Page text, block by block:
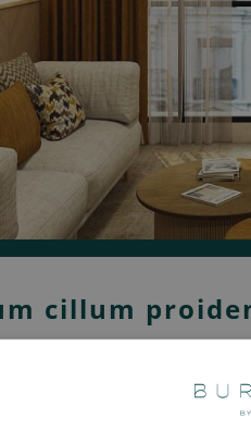
cillum
in est nostrud et
pariatur. Commodo do
ipsum quis ut